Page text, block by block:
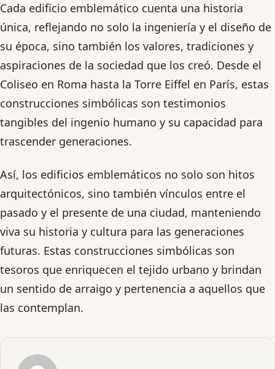
Cada edificio emblemático cuenta una historia
única, reflejando no solo la ingeniería y el diseño de
su época, sino también los valores, tradiciones y
aspiraciones de la sociedad que los creó. Desde el
Coliseo en Roma hasta la Torre Eiffel en París, estas
construcciones simbólicas son testimonios
tangibles del ingenio humano y su capacidad para
trascender generaciones.
Así, los edificios emblemáticos no solo son hitos
arquitectónicos, sino también vínculos entre el
pasado y el presente de una ciudad, manteniendo
viva su historia y cultura para las generaciones
futuras. Estas construcciones simbólicas son
tesoros que enriquecen el tejido urbano y brindan
un sentido de arraigo y pertenencia a aquellos que
las contemplan.